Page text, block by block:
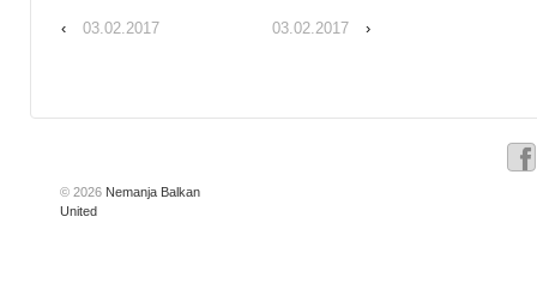
‹ 03.02.2017 03.02.2017 ›
© 2026 Nemanja Balkan
United